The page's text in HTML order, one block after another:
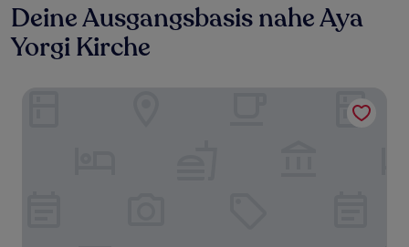
Deine Ausgangsbasis nahe Aya
Yorgi Kirche